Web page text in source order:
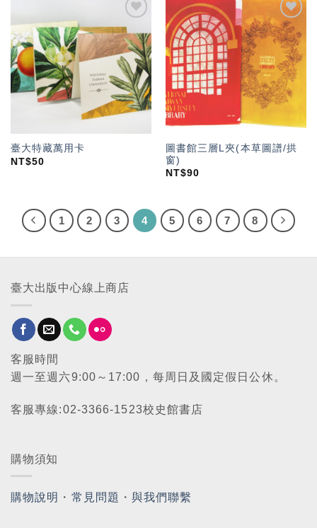
加入
「願
望輕
單」
臺大特藏萬用卡
NT$50
加入
「願
望輕
單」
圖書館三層L夾(本草圖譜/拱
窗)
NT$90
1 2 3 4 5 6 7 8
臺大出版中心線上商店
客服時間
週一至週六9:00～17:00，每周日及國定假日公休。
客服專線:02-3366-1523校史館書店
購物須知
購物說明 ・ 常見問題 ・與我們聯繫